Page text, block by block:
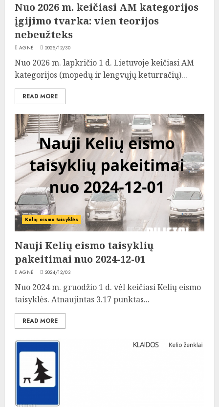
Nuo 2026 m. keičiasi AM kategorijos
įgijimo tvarka: vien teorijos
nebeužteks
AGNĖ 2025/12/30
Nuo 2026 m. lapkričio 1 d. Lietuvoje keičiasi AM
kategorijos (mopedų ir lengvųjų keturračių)...
READ MORE
Kelių eismo taisyklės
Nauji Kelių eismo taisyklių
pakeitimai nuo 2024-12-01
AGNĖ 2024/12/03
Nuo 2024 m. gruodžio 1 d. vėl keičiasi Kelių eismo
taisyklės. Atnaujintas 3.17 punktas...
READ MORE